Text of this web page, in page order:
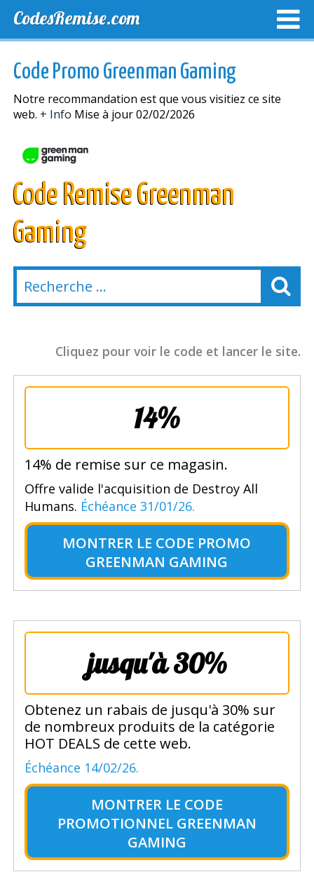
CodesRemise.com
NOUVELLES MAGASINS
Code Promo Greenman Gaming
Notre recommandation est que vous visitiez ce site
web. + Info Mise à jour 02/02/2026
Code Remise Greenman
Gaming
Cliquez pour voir le code et lancer le site.
14%
14% de remise sur ce magasin.
Offre valide l'acquisition de Destroy All
Humans. Échéance 31/01/26.
MONTRER LE CODE PROMO
GREENMAN GAMING
jusqu'à 30%
Obtenez un rabais de jusqu'à 30% sur
de nombreux produits de la catégorie
HOT DEALS de cette web.
Échéance 14/02/26.
MONTRER LE CODE
PROMOTIONNEL GREENMAN
GAMING